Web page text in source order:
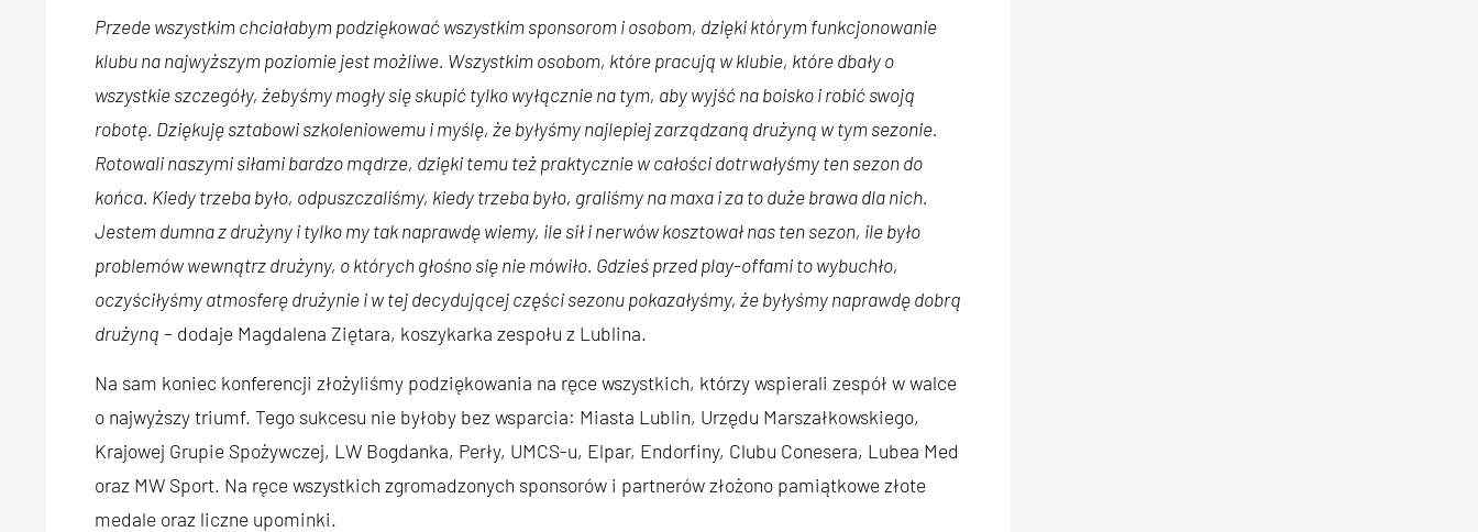
Przede wszystkim chciałabym podziękować wszystkim sponsorom i osobom, dzięki którym funkcjonowanie
klubu na najwyższym poziomie jest możliwe. Wszystkim osobom, które pracują w klubie, które dbały o
wszystkie szczegóły, żebyśmy mogły się skupić tylko wyłącznie na tym, aby wyjść na boisko i robić swoją
robotę. Dziękuję sztabowi szkoleniowemu i myślę, że byłyśmy najlepiej zarządzaną drużyną w tym sezonie.
Rotowali naszymi siłami bardzo mądrze, dzięki temu też praktycznie w całości dotrwałyśmy ten sezon do
końca. Kiedy trzeba było, odpuszczaliśmy, kiedy trzeba było, graliśmy na maxa i za to duże brawa dla nich.
Jestem dumna z drużyny i tylko my tak naprawdę wiemy, ile sił i nerwów kosztował nas ten sezon, ile było
problemów wewnątrz drużyny, o których głośno się nie mówiło. Gdzieś przed play-offami to wybuchło,
oczyściłyśmy atmosferę drużynie i w tej decydującej części sezonu pokazałyśmy, że byłyśmy naprawdę dobrą
drużyną – dodaje Magdalena Ziętara, koszykarka zespołu z Lublina.
Na sam koniec konferencji złożyliśmy podziękowania na ręce wszystkich, którzy wspierali zespół w walce
o najwyższy triumf. Tego sukcesu nie byłoby bez wsparcia: Miasta Lublin, Urzędu Marszałkowskiego,
Krajowej Grupie Spożywczej, LW Bogdanka, Perły, UMCS-u, Elpar, Endorfiny, Clubu Conesera, Lubea Med
oraz MW Sport. Na ręce wszystkich zgromadzonych sponsorów i partnerów złożono pamiątkowe złote
medale oraz liczne upominki.